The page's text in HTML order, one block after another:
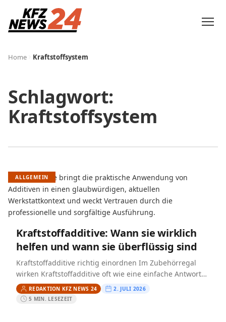
Home Kraftstoffsystem
Schlagwort:
Kraftstoffsystem
ALLGEMEIN
Kraftstoffadditive: Wann sie wirklich
helfen und wann sie überflüssig sind
Kraftstoffadditive richtig einordnen Im Zubehörregal
wirken Kraftstoffadditive oft wie eine einfache Antwort
auf Ruckeln, Startprobleme oder angeblich zu hohen
Verbrauch. In der Praxis helfen sie…
REDAKTION KFZ NEWS 24
2. JULI 2026
5 MIN. LESEZEIT